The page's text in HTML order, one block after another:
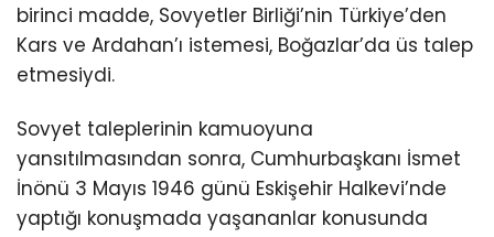
birinci madde, Sovyetler Birliği’nin Türkiye’den
Kars ve Ardahan’ı istemesi, Boğazlar’da üs talep
etmesiydi.
Sovyet taleplerinin kamuoyuna
yansıtılmasından sonra, Cumhurbaşkanı İsmet
İnönü 3 Mayıs 1946 günü Eskişehir Halkevi’nde
yaptığı konuşmada yaşananlar konusunda